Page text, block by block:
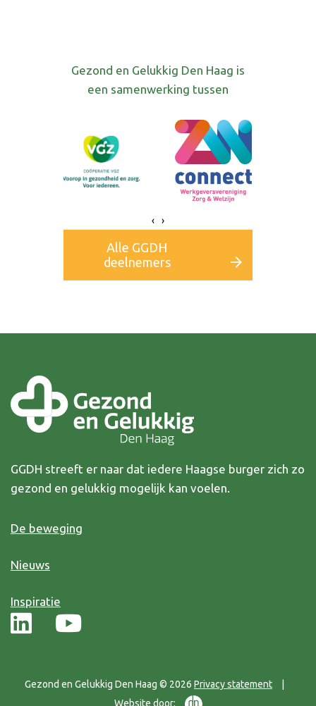
Gezond en Gelukkig Den Haag is
een samenwerking tussen
‹ ›
Alle GGDH
deelnemers
GGDH streeft er naar dat iedere Haagse burger zich zo
gezond en gelukkig mogelijk kan voelen.
De beweging
Nieuws
Inspiratie
Gezond en Gelukkig Den Haag © 2026 Privacy statement
Website door: